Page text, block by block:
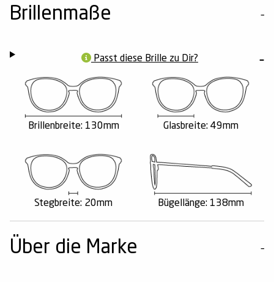
Brillenmaße
Passt diese Brille zu Dir?
Brillenbreite: 130mm Glasbreite: 49mm
Stegbreite: 20mm Bügellänge: 138mm
Über die Marke